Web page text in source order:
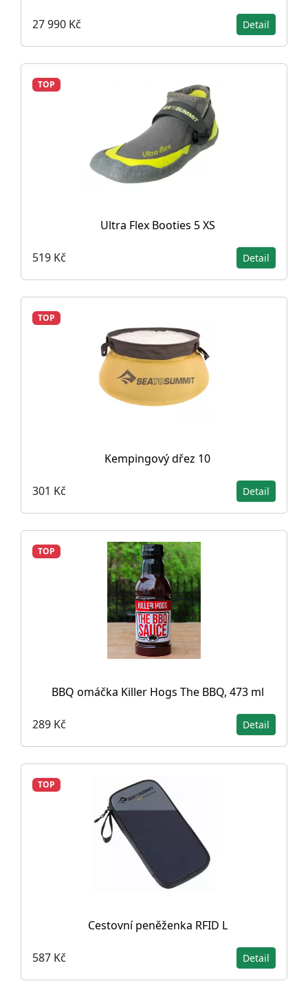
27 990 Kč Detail
TOP
Ultra Flex Booties 5 XS
519 Kč Detail
TOP
Kempingový dřez 10
301 Kč Detail
TOP
BBQ omáčka Killer Hogs The BBQ, 473 ml
289 Kč Detail
TOP
Cestovní peněženka RFID L
587 Kč Detail